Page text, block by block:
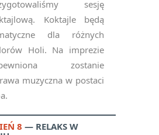
że zapisując
na newsletter
politykę
RODO
Zapisz się notifications_active
sesję
Koktajle będą
dla różnych
Holi. Na imprezie
zostanie
muzyczna w postaci
8
RELAKS W